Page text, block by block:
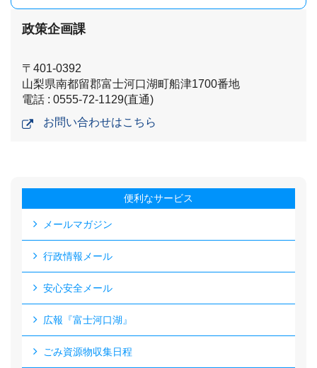
政策企画課
〒401-0392
山梨県南都留郡富士河口湖町船津1700番地
電話 : 0555-72-1129(直通)
お問い合わせはこちら
便利なサービス
メールマガジン
行政情報メール
安心安全メール
広報『富士河口湖』
ごみ資源物収集日程